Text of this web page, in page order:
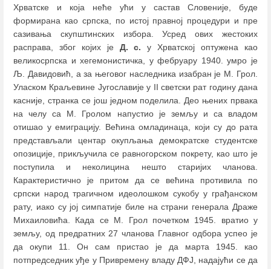
Хрватске и која неће ући у састав Словеније, буде
формирана као српска, по истој правној процедури и пре
сазивања скупштинских избора. Усред ових жестоких
расправа, због којих је Д. с. у Хрватској оптужена као
великосрпска и хегемонистичка, у фебруару 1940. умро је
Љ. Давидовић, а за његовог наследника изабран је М. Грол.
Уласком Краљевине Југославије у II светски рат годину дана
касније, странка се још једном поделила. Део њених првака
на челу са М. Гролом напустио је земљу и са владом
отишао у емиграцију. Већина омладинаца, који су до рата
представљали центар окупљања демократске студентске
опозиције, прикључила се равногорском покрету, као што је
поступила и неколицина нешто старијих чланова.
Карактеристично је притом да се већина противила по
српски народ трагичном идеолошком сукобу у грађанском
рату, иако су јој симпатије биле на страни генерала Драже
Михаиловића. Када се М. Грол почетком 1945. вратио у
земљу, од предратних 27 чланова Главног одбора успео је
да окупи 11. Он сам пристао је да марта 1945. као
потпредседник уђе у Привремену владу ДФЈ, надајући се да